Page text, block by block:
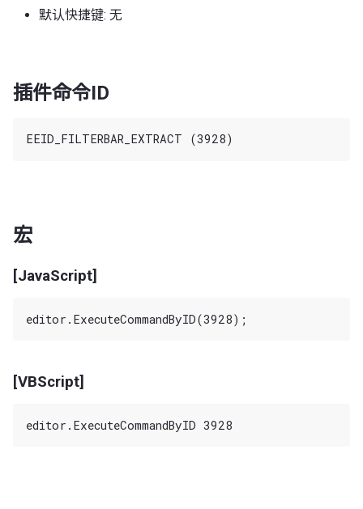
默认快捷键: 无
插件命令ID
宏
[JavaScript]
[VBScript]